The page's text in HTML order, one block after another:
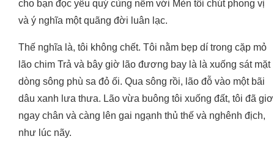
cho bạn đọc yêu quý cùng nếm với Mèn tôi chút phong vị
và ý nghĩa một quãng đời luân lạc.
Thế nghĩa là, tôi không chết. Tôi nằm bẹp dí trong cặp mỏ
lão chim Trả và bây giờ lão đương bay là là xuống sát mặt
dòng sông phù sa đỏ ối. Qua sông rồi, lão đỗ vào một bãi
dâu xanh lưa thưa. Lão vừa buông tôi xuống đất, tôi đã giơ
ngay chân và càng lên gai ngạnh thủ thế và nghênh địch,
như lúc nãy.